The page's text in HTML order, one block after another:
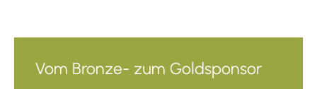
Vom Bronze- zum Goldsponsor